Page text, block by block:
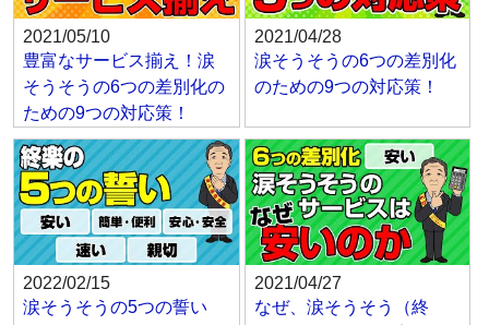
2021/05/10
豊富なサービス揃え！涙
そうそうの6つの差別化の
ための9つの対応策！
2021/04/28
涙そうそうの6つの差別化
のための9つの対応策！
2022/02/15
涙そうそうの5つの誓い
2021/04/27
なぜ、涙そうそう（終